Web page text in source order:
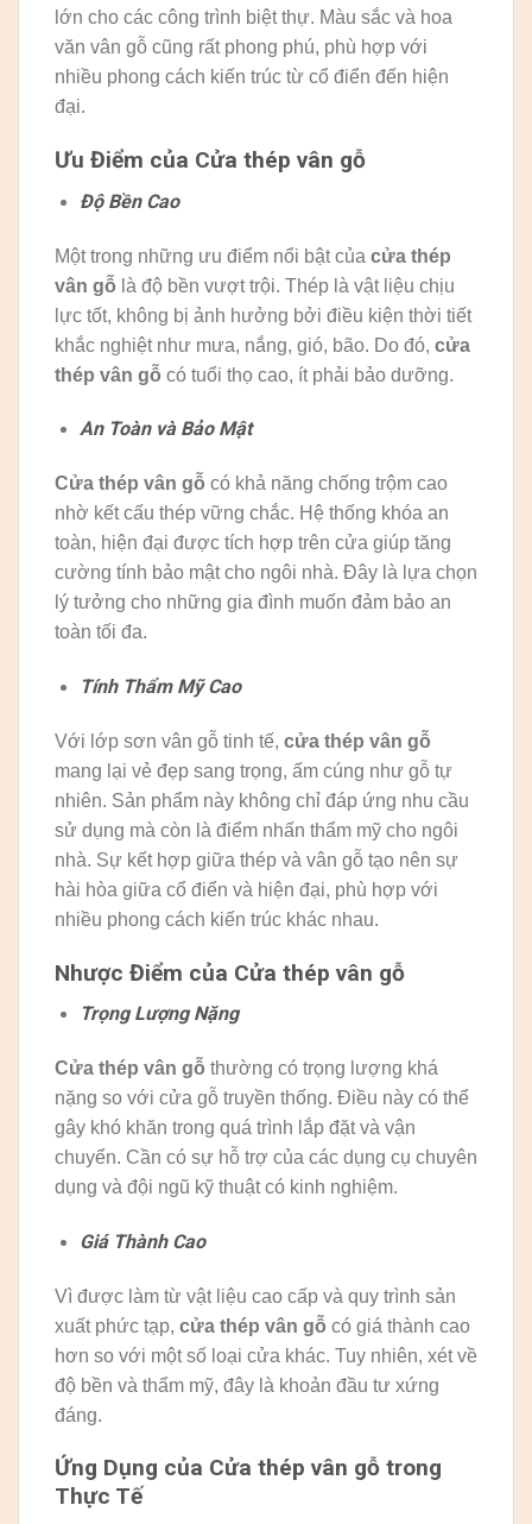
lớn cho các công trình biệt thự. Màu sắc và hoa
văn vân gỗ cũng rất phong phú, phù hợp với
nhiều phong cách kiến trúc từ cổ điển đến hiện
đại.
Ưu Điểm của Cửa thép vân gỗ
Độ Bền Cao
Một trong những ưu điểm nổi bật của cửa thép
vân gỗ là độ bền vượt trội. Thép là vật liệu chịu
lực tốt, không bị ảnh hưởng bởi điều kiện thời tiết
khắc nghiệt như mưa, nắng, gió, bão. Do đó, cửa
thép vân gỗ có tuổi thọ cao, ít phải bảo dưỡng.
An Toàn và Bảo Mật
Cửa thép vân gỗ có khả năng chống trộm cao
nhờ kết cấu thép vững chắc. Hệ thống khóa an
toàn, hiện đại được tích hợp trên cửa giúp tăng
cường tính bảo mật cho ngôi nhà. Đây là lựa chọn
lý tưởng cho những gia đình muốn đảm bảo an
toàn tối đa.
Tính Thẩm Mỹ Cao
Với lớp sơn vân gỗ tinh tế, cửa thép vân gỗ
mang lại vẻ đẹp sang trọng, ấm cúng như gỗ tự
nhiên. Sản phẩm này không chỉ đáp ứng nhu cầu
sử dụng mà còn là điểm nhấn thẩm mỹ cho ngôi
nhà. Sự kết hợp giữa thép và vân gỗ tạo nên sự
hài hòa giữa cổ điển và hiện đại, phù hợp với
nhiều phong cách kiến trúc khác nhau.
Nhược Điểm của Cửa thép vân gỗ
Trọng Lượng Nặng
Cửa thép vân gỗ thường có trọng lượng khá
nặng so với cửa gỗ truyền thống. Điều này có thể
gây khó khăn trong quá trình lắp đặt và vận
chuyển. Cần có sự hỗ trợ của các dụng cụ chuyên
dụng và đội ngũ kỹ thuật có kinh nghiệm.
Giá Thành Cao
Vì được làm từ vật liệu cao cấp và quy trình sản
xuất phức tạp, cửa thép vân gỗ có giá thành cao
hơn so với một số loại cửa khác. Tuy nhiên, xét về
độ bền và thẩm mỹ, đây là khoản đầu tư xứng
đáng.
Ứng Dụng của Cửa thép vân gỗ trong
Thực Tế